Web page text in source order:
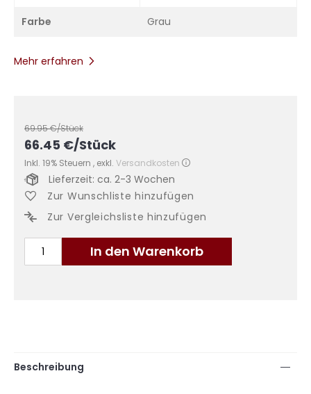
Farbe Grau
Mehr erfahren
69.95€/Stück
66.45 €/Stück
Inkl. 19% Steuern , exkl. Versandkosten
In den Warenkorb
Lieferzeit: ca. 2-3 Wochen
Zur Wunschliste hinzufügen
Zur Vergleichsliste hinzufügen
Beschreibung